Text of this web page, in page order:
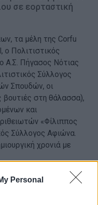
Personal
σε εορταστική
τα μέλη της Corfu
ο Πολιτιστικός
Α.Σ. Πήγασος Νότιας
Σύλλογος
Σπουδών, οι
βουτιές στη θάλασσα),
και
«Φίλιππος
Σύλλογος Αφιώνα.
χρονιά με